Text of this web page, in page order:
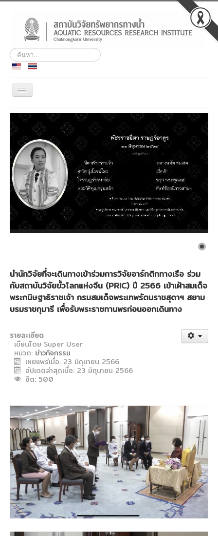
ค้นหา...
สลับ
เก
ประวัติ
พันธกิจ
บุคลากร
สถานีวิจัยฯ เกาะสีชัง
ศูนย์ฝึกอบรมและสัมมนา
ชลทัศนสถาน
ข่าวกิจกรรม
งานวิจัยขั้วโลก
ติดต่อสถาบัน
รายงานประจำปี
แบบฟอร์มดาวน์โหลด
วิชาการ
อัตราจัดเก็บเงินประเภทต่างๆ ของสถาบัน
นำนักวิจัยที่จะเดินทางเข้าร่วมการวิจัยอาร์กติกทางเรือ ร่วม
กับสถาบันวิจัยขั้วโลกแห่งจีน (PRIC) ปี 2566 เข้าเฝ้าสมเด็จ
พระกนิษฐาธิราชเจ้า กรมสมเด็จพระเทพรัตนราชสุดาฯ สยาม
บรมราชกุมารี เพื่อรับพระราชทานพรก่อนออกเดินทาง
รายละเอียด
เขียนโดย Super User
หมวด: ข่าวกิจกรรม
เผยแพร่เมื่อ: 23 มิถุนายน 2566
อัปเดตล่าสุดเมื่อ: 23 มิถุนายน 2566
ฮิต: 500